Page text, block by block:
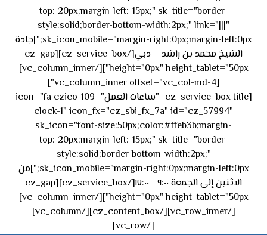
top:-20px;margin-left:-15px;" sk_title="border-
style:solid;border-bottom-width:2px;" link="|||"
sk_icon_mobile="margin-right:0px;margin-left:0px;"]جادة
الشيخ محمد بن راشد – دبي[/cz_service_box][cz_gap
height="0px" height_tablet="50px"][/vc_column_inner]
[vc_column_inner offset="vc_col-md-4"]
[cz_service_box title="ساعات العمل" icon="fa czico-109-
clock-1" icon_fx="cz_sbi_fx_7a" id="cz_57994"
sk_icon="font-size:50px;color:#ffeb3b;margin-
top:-20px;margin-left:-15px;" sk_title="border-
style:solid;border-bottom-width:2px;"
sk_icon_mobile="margin-right:0px;margin-left:0px;"]من
الاثنين إلى الجمعة ٩:٠٠ - ١٧:٠٠[/cz_service_box][cz_gap
height="0px" height_tablet="50px"][/vc_column_inner]
[/vc_row_inner][/cz_content_box][/vc_column]
[/vc_row]